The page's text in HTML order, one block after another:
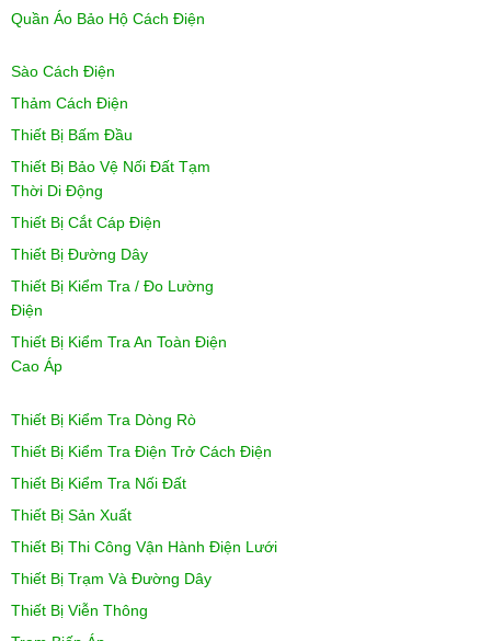
Quần Áo Bảo Hộ Cách Điện
Sào Cách Điện
Thảm Cách Điện
Thiết Bị Bấm Đầu
Thiết Bị Bảo Vệ Nối Đất Tạm
Thời Di Động
Thiết Bị Cắt Cáp Điện
Thiết Bị Đường Dây
Thiết Bị Kiểm Tra / Đo Lường
Điện
Thiết Bị Kiểm Tra An Toàn Điện
Cao Áp
Thiết Bị Kiểm Tra Dòng Rò
Thiết Bị Kiểm Tra Điện Trở Cách Điện
Thiết Bị Kiểm Tra Nối Đất
Thiết Bị Sản Xuất
Thiết Bị Thi Công Vận Hành Điện Lưới
Thiết Bị Trạm Và Đường Dây
Thiết Bị Viễn Thông